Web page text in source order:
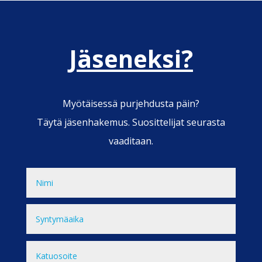
Jäseneksi?
Myötäisessä purjehdusta päin?
Täytä jäsenhakemus. Suosittelijat seurasta
vaaditaan.